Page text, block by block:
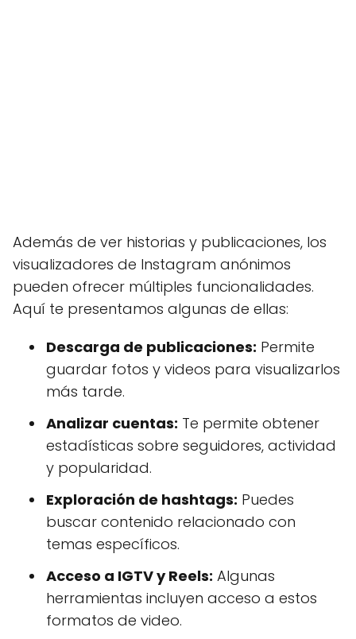
Además de ver historias y publicaciones, los
visualizadores de Instagram anónimos
pueden ofrecer múltiples funcionalidades.
Aquí te presentamos algunas de ellas:
Descarga de publicaciones: Permite
guardar fotos y videos para visualizarlos
más tarde.
Analizar cuentas: Te permite obtener
estadísticas sobre seguidores, actividad
y popularidad.
Exploración de hashtags: Puedes
buscar contenido relacionado con
temas específicos.
Acceso a IGTV y Reels: Algunas
herramientas incluyen acceso a estos
formatos de video.